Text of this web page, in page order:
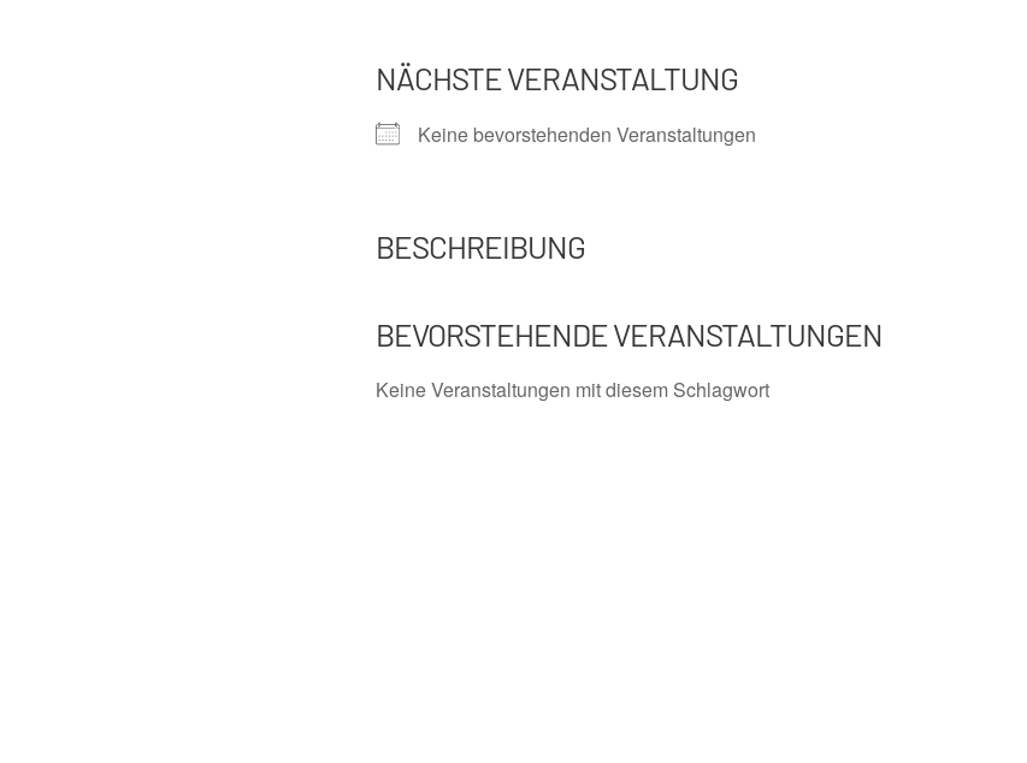
NÄCHSTE VERANSTALTUNG
Keine bevorstehenden Veranstaltungen
BESCHREIBUNG
BEVORSTEHENDE VERANSTALTUNGEN
Keine Veranstaltungen mit diesem Schlagwort